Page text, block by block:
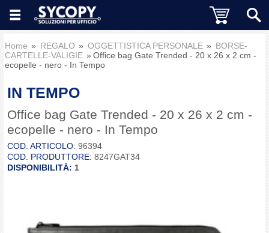
Home REGALO OGGETTISTICA PERSONALE
BORSE-
CARTELLE-VALIGIE
Office bag Gate Trended - 20 x 26 x 2 cm -
ecopelle - nero - In Tempo
IN TEMPO
Office bag Gate Trended - 20 x 26 x 2 cm -
ecopelle - nero - In Tempo
COD. ARTICOLO: 96394
COD. PRODUTTORE: 8247GAT34
DISPONIBILITÀ: 1